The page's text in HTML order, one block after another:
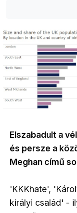
Elszabadult a
és persze a
Meghan című
'KKKhate',
királyi család' -